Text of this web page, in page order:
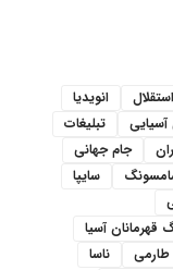
استقلال
انویدیا
تبلیغات
جام جهانی
سایپا
قهرمانان آسیا
ناسا